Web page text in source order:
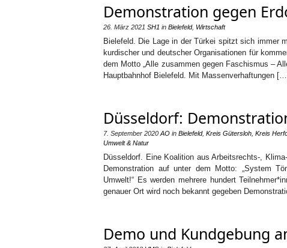
Demonstration gegen
26. März 2021 SH1 in Bielefeld, Wirtschaft
Bielefeld. Die Lage in der Türkei spitzt sich immer
kurdischer und deutscher Organisationen für
dem Motto „Alle zusammen gegen Faschismus –
Hauptbahnhof Bielefeld. Mit Massenverhaftungen
Düsseldorf:
7. September 2020 AO in Bielefeld, Kreis Gütersloh Kreis
Umwelt & Natur
Düsseldorf. Eine Koalition aus Arbeitsrechts-,
Demonstration auf unter dem Motto: „System
Umwelt!“ Es werden mehrere hundert
genauer Ort wird noch bekannt gegeben
Demo und Kundgebung